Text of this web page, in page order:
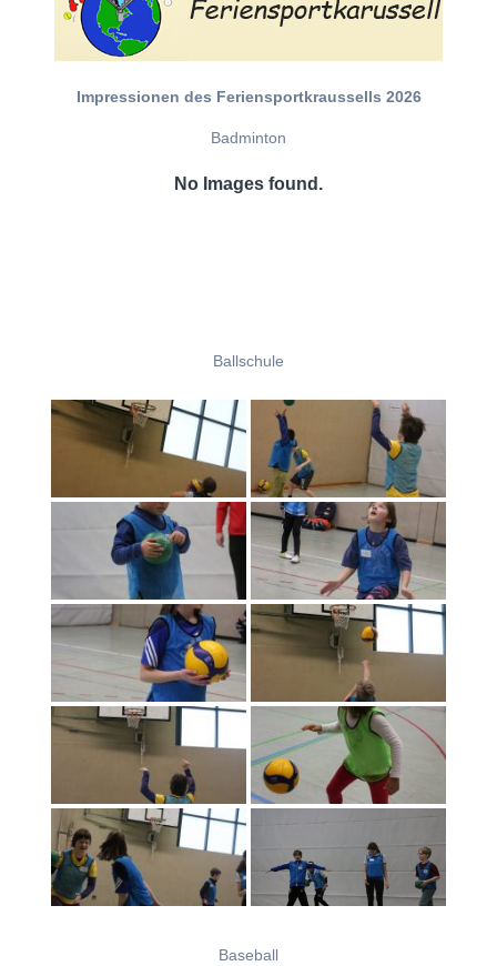
Impressionen des Feriensportkraussells 2026
Badminton
No Images found.
Ballschule
Baseball